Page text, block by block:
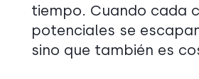
tiempo. Cuando cada
potenciales se
sino que también es